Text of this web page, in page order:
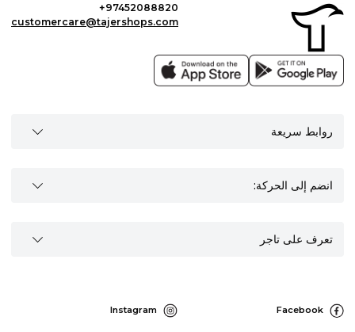
+97452088820
customercare@tajershops.com
روابط سريعة
انضم إلى الحركة:
تعرف على تاجر
Facebook
Instagram